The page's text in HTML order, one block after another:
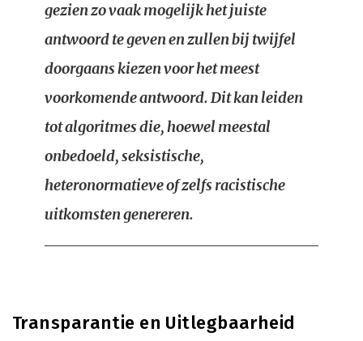
gezien zo vaak mogelijk het juiste
antwoord te geven en zullen bij twijfel
doorgaans kiezen voor het meest
voorkomende antwoord. Dit kan leiden
tot algoritmes die, hoewel meestal
onbedoeld, seksistische,
heteronormatieve of zelfs racistische
uitkomsten genereren.
Transparantie en Uitlegbaarheid